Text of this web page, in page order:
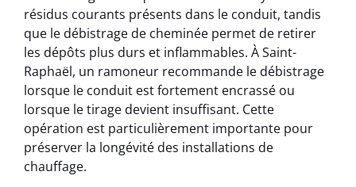
résidus courants présents dans le conduit, tandis
que le débistrage de cheminée permet de retirer
les dépôts plus durs et inflammables. À Saint-
Raphaël, un ramoneur recommande le débistrage
lorsque le conduit est fortement encrassé ou
lorsque le tirage devient insuffisant. Cette
opération est particulièrement importante pour
préserver la longévité des installations de
chauffage.